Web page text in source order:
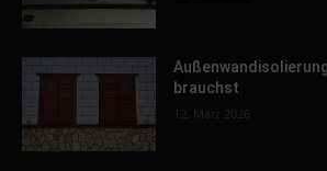
brauchst
12. März 2026